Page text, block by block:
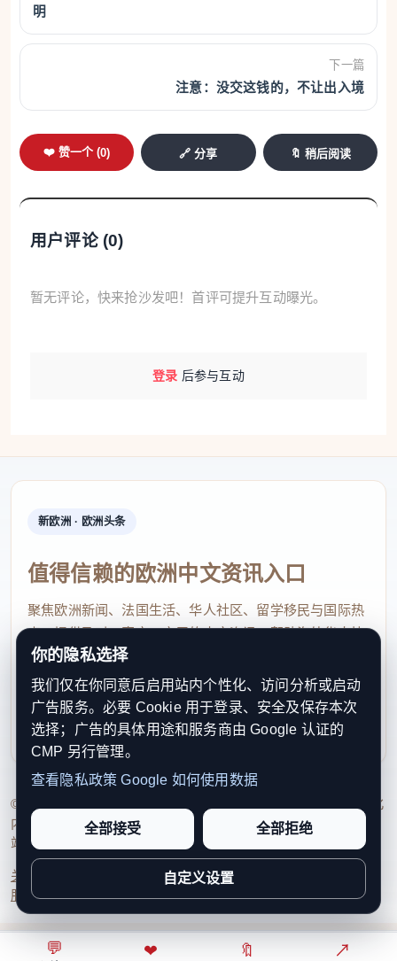
💬 ❤ 🔖 ↗
明
下一篇
注意：没交这钱的，不让出入境
❤️ 赞一个 (0) 🔗 分享 🔖 稍后阅读
用户评论 (0)
暂无评论，快来抢沙发吧！首评可提升互动曝光。
登录 后参与互动
新欧洲 · 欧洲头条
值得信赖的欧洲中文资讯入口
聚焦欧洲新闻、法国生活、华人社区、留学移民与国际热
点，提供及时、真实、实用的中文资讯，帮助海外华人快
速了解欧洲动态。
contact@xinouzhou.com
服务支持、版权与合作：工作日优先处理站务、投稿与权
利通知
© 2026 新欧洲·欧洲头条. All Rights Reserved. 本网站持续优化
内容透明度、联系方式与用户权利说明，以提升品牌信任感和
站点完整度。
关于我们 编辑规范日期归档隐私政策
服务条款联系我们
你的隐私选择
我们仅在你同意后启用站内个性化、访问分析或启动
广告服务。必要 Cookie 用于登录、安全及保存本次
选择；广告的具体用途和服务商由 Google 认证的
CMP 另行管理。
查看隐私政策 Google 如何使用数据
全部接受 全部拒绝
自定义设置
⌂ ◎ ↗ ○